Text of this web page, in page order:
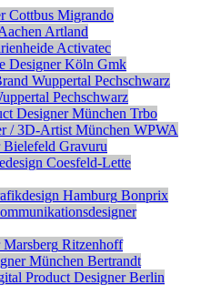
Cottbus Migrando
Artland
Activatec
Designer Köln Gmk
Wuppertal Pechschwarz
Pechschwarz
Designer München Trbo
/ 3D-Artist München WPWA
Bielefeld Gravuru
Coesfeld-Lette
Hamburg Bonprix
Marsberg Ritzenhoff
München Bertrandt
Product Designer Berlin